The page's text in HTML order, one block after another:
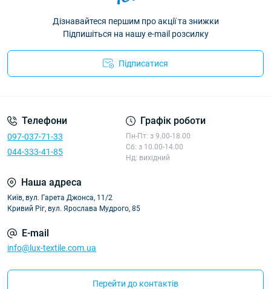
Дізнавайтеся першим про акції та знижки
Підпишіться на нашу e-mail розсилку
Підписатися
Телефони
097-037-71-33
044-333-41-85
Графік роботи
Пн-Пт: з 9.00-18.00
Сб: з 10.00-14.00
Нд: вихідний
Наша адреса
Київ, вул. Гарета Джонса, 11/2
Кривий Ріг, вул. Ярослава Мудрого, 85
E-mail
info@lux-textile.com.ua
Перейти до контактів